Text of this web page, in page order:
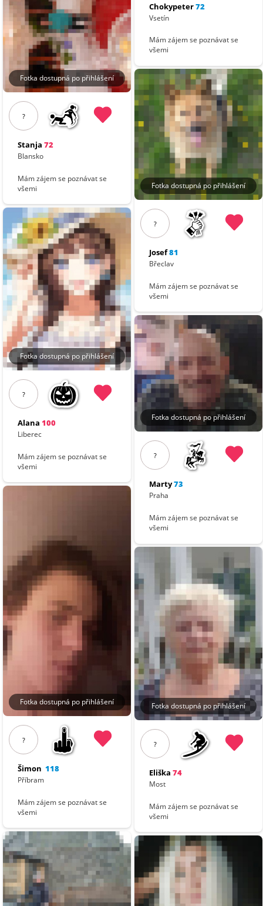
Fotka dostupná po přihlášení
?
Stanja 72
Blansko
Mám zájem se poznávat se
všemi
Fotka dostupná po přihlášení
?
Alana 100
Liberec
Mám zájem se poznávat se
všemi
Fotka dostupná po přihlášení
?
Šimon 118
Příbram
Mám zájem se poznávat se
všemi
Chokypeter72
Vsetín
Mám zájem se poznávat se
všemi
Fotka dostupná po přihlášení
?
Josef81
Břeclav
Mám zájem se poznávat se
všemi
Fotka dostupná po přihlášení
?
Marty73
Praha
Mám zájem se poznávat se
všemi
Fotka dostupná po přihlášení
?
Eliška 74
Most
Mám zájem se poznávat se
všemi